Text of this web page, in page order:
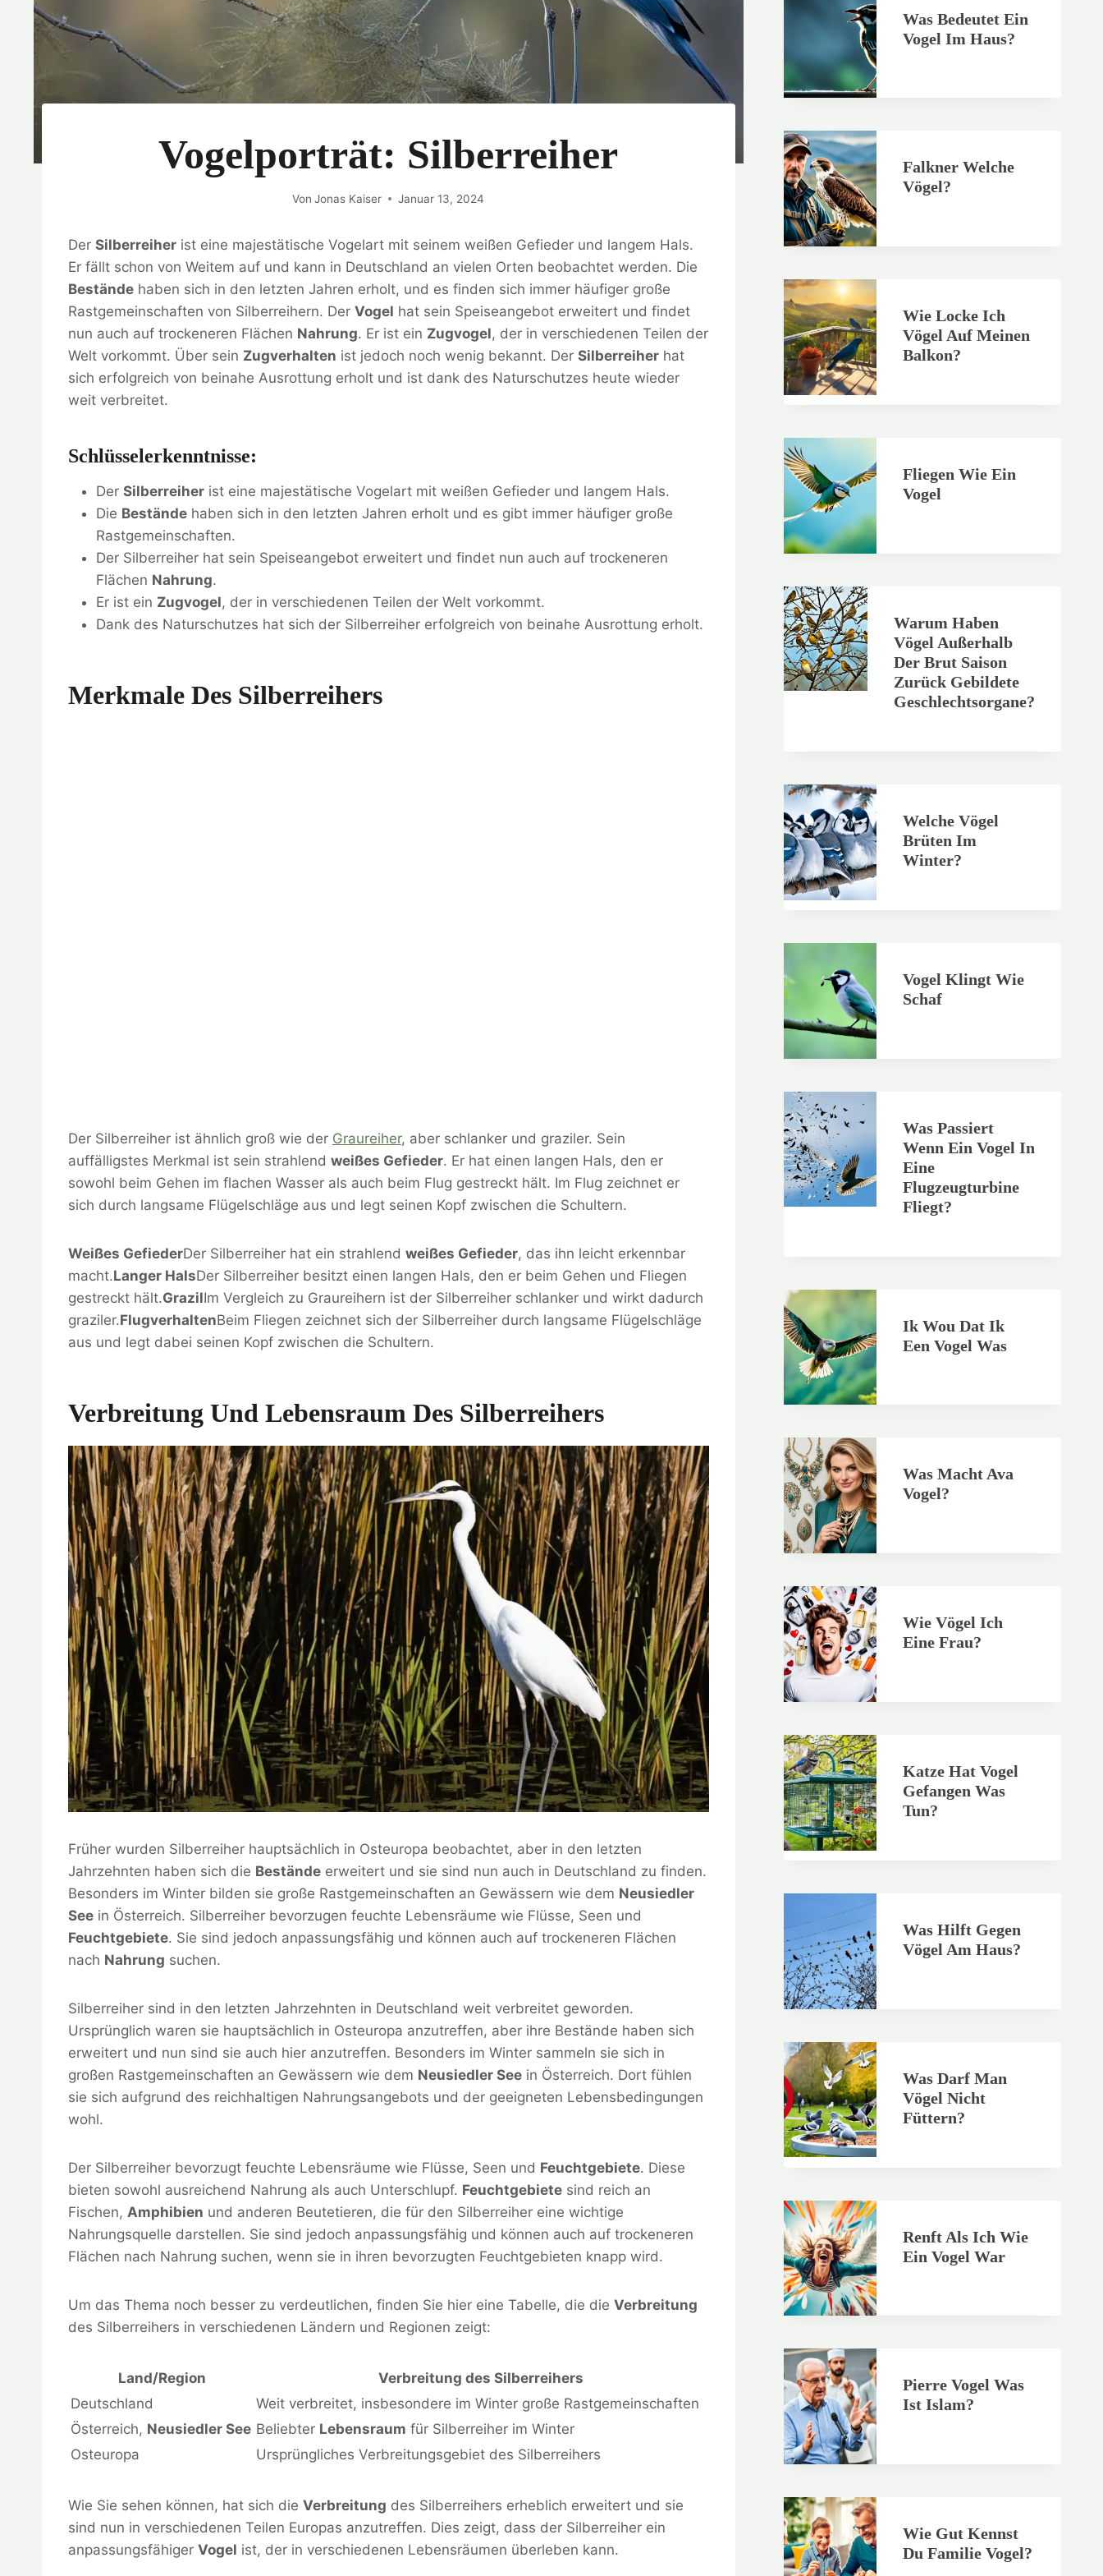
Vogelporträt: Silberreiher
Von Jonas Kaiser Januar 13, 2024
Der Silberreiher ist eine majestätische Vogelart mit seinem weißen Gefieder und langem Hals.
Er fällt schon von Weitem auf und kann in Deutschland an vielen Orten beobachtet werden. Die
Bestände haben sich in den letzten Jahren erholt, und es finden sich immer häufiger große
Rastgemeinschaften von Silberreihern. Der Vogel hat sein Speiseangebot erweitert und findet
nun auch auf trockeneren Flächen Nahrung. Er ist ein Zugvogel, der in verschiedenen Teilen der
Welt vorkommt. Über sein Zugverhalten ist jedoch noch wenig bekannt. Der Silberreiher hat
sich erfolgreich von beinahe Ausrottung erholt und ist dank des Naturschutzes heute wieder
weit verbreitet.
Schlüsselerkenntnisse:
Der Silberreiher ist eine majestätische Vogelart mit weißen Gefieder und langem Hals.
Die Bestände haben sich in den letzten Jahren erholt und es gibt immer häufiger große
Rastgemeinschaften.
Der Silberreiher hat sein Speiseangebot erweitert und findet nun auch auf trockeneren
Flächen Nahrung.
Er ist ein Zugvogel, der in verschiedenen Teilen der Welt vorkommt.
Dank des Naturschutzes hat sich der Silberreiher erfolgreich von beinahe Ausrottung erholt.
Merkmale Des Silberreihers
Der Silberreiher ist ähnlich groß wie der Graureiher, aber schlanker und graziler. Sein
auffälligstes Merkmal ist sein strahlend weißes Gefieder. Er hat einen langen Hals, den er
sowohl beim Gehen im flachen Wasser als auch beim Flug gestreckt hält. Im Flug zeichnet er
sich durch langsame Flügelschläge aus und legt seinen Kopf zwischen die Schultern.
Weißes GefiederDer Silberreiher hat ein strahlend weißes Gefieder, das ihn leicht erkennbar
macht.Langer HalsDer Silberreiher besitzt einen langen Hals, den er beim Gehen und Fliegen
gestreckt hält.GrazilIm Vergleich zu Graureihern ist der Silberreiher schlanker und wirkt dadurch
graziler.FlugverhaltenBeim Fliegen zeichnet sich der Silberreiher durch langsame Flügelschläge
aus und legt dabei seinen Kopf zwischen die Schultern.
Verbreitung Und Lebensraum Des Silberreihers
Früher wurden Silberreiher hauptsächlich in Osteuropa beobachtet, aber in den letzten
Jahrzehnten haben sich die Bestände erweitert und sie sind nun auch in Deutschland zu finden.
Besonders im Winter bilden sie große Rastgemeinschaften an Gewässern wie dem Neusiedler
See in Österreich. Silberreiher bevorzugen feuchte Lebensräume wie Flüsse, Seen und
Feuchtgebiete. Sie sind jedoch anpassungsfähig und können auch auf trockeneren Flächen
nach Nahrung suchen.
Silberreiher sind in den letzten Jahrzehnten in Deutschland weit verbreitet geworden.
Ursprünglich waren sie hauptsächlich in Osteuropa anzutreffen, aber ihre Bestände haben sich
erweitert und nun sind sie auch hier anzutreffen. Besonders im Winter sammeln sie sich in
großen Rastgemeinschaften an Gewässern wie dem Neusiedler See in Österreich. Dort fühlen
sie sich aufgrund des reichhaltigen Nahrungsangebots und der geeigneten Lebensbedingungen
wohl.
Der Silberreiher bevorzugt feuchte Lebensräume wie Flüsse, Seen und Feuchtgebiete. Diese
bieten sowohl ausreichend Nahrung als auch Unterschlupf. Feuchtgebiete sind reich an
Fischen, Amphibien und anderen Beutetieren, die für den Silberreiher eine wichtige
Nahrungsquelle darstellen. Sie sind jedoch anpassungsfähig und können auch auf trockeneren
Flächen nach Nahrung suchen, wenn sie in ihren bevorzugten Feuchtgebieten knapp wird.
Um das Thema noch besser zu verdeutlichen, finden Sie hier eine Tabelle, die die Verbreitung
des Silberreihers in verschiedenen Ländern und Regionen zeigt:
Land/Region
Verbreitung des Silberreihers
Deutschland
Weit verbreitet, insbesondere im Winter große Rastgemeinschaften
Österreich, Neusiedler See Beliebter Lebensraum für Silberreiher im Winter
Osteuropa
Ursprüngliches Verbreitungsgebiet des Silberreihers
Wie Sie sehen können, hat sich die Verbreitung des Silberreihers erheblich erweitert und sie
sind nun in verschiedenen Teilen Europas anzutreffen. Dies zeigt, dass der Silberreiher ein
anpassungsfähiger Vogel ist, der in verschiedenen Lebensräumen überleben kann.
Was Bedeutet Ein
Vogel Im Haus?
Falkner Welche
Vögel?
Wie Locke Ich
Vögel Auf Meinen
Balkon?
Fliegen Wie Ein
Vogel
Warum Haben
Vögel Außerhalb
Der Brut Saison
Zurück Gebildete
Geschlechtsorgane?
Welche Vögel
Brüten Im
Winter?
Vogel Klingt Wie
Schaf
Was Passiert
Wenn Ein Vogel In
Eine
Flugzeugturbine
Fliegt?
Ik Wou Dat Ik
Een Vogel Was
Was Macht Ava
Vogel?
Wie Vögel Ich
Eine Frau?
Katze Hat Vogel
Gefangen Was
Tun?
Was Hilft Gegen
Vögel Am Haus?
Was Darf Man
Vögel Nicht
Füttern?
Renft Als Ich Wie
Ein Vogel War
Pierre Vogel Was
Ist Islam?
Wie Gut Kennst
Du Familie Vogel?